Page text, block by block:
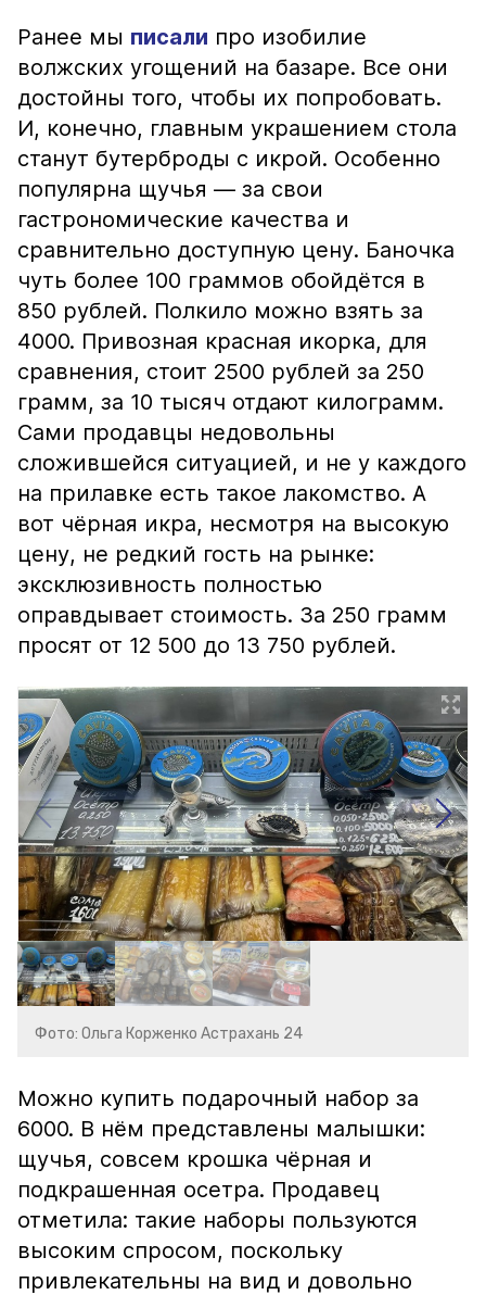
Ранее мы писали про изобилие
волжских угощений на базаре. Все они
достойны того, чтобы их попробовать.
И, конечно, главным украшением стола
станут бутерброды с икрой. Особенно
популярна щучья — за свои
гастрономические качества и
сравнительно доступную цену. Баночка
чуть более 100 граммов обойдётся в
850 рублей. Полкило можно взять за
4000. Привозная красная икорка, для
сравнения, стоит 2500 рублей за 250
грамм, за 10 тысяч отдают килограмм.
Сами продавцы недовольны
сложившейся ситуацией, и не у каждого
на прилавке есть такое лакомство. А
вот чёрная икра, несмотря на высокую
цену, не редкий гость на рынке:
эксклюзивность полностью
оправдывает стоимость. За 250 грамм
просят от 12 500 до 13 750 рублей.
Фото: Ольга Корженко Астрахань 24
Можно купить подарочный набор за
6000. В нём представлены малышки:
щучья, совсем крошка чёрная и
подкрашенная осетра. Продавец
отметила: такие наборы пользуются
высоким спросом, поскольку
привлекательны на вид и довольно